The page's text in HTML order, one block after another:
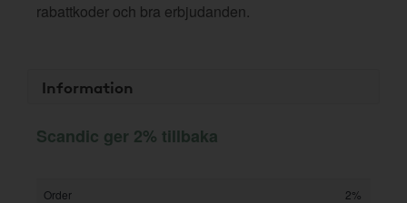
rabattkoder och bra erbjudanden.
Information
Scandic ger 2% tillbaka
Order
2%